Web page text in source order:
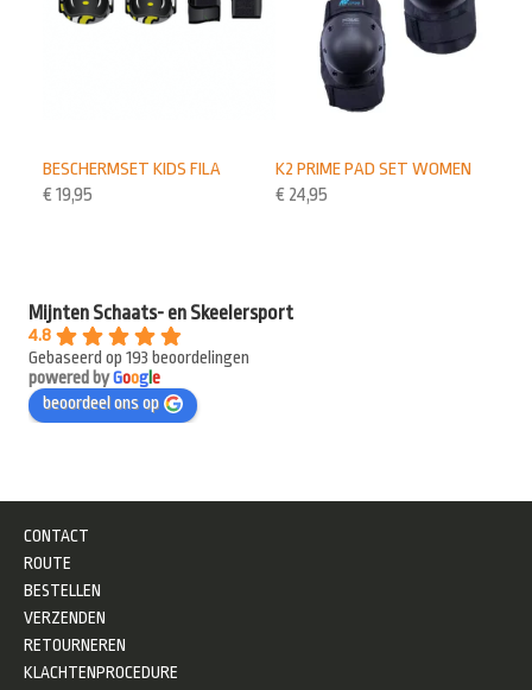
K2 PRIME PAD SET WOMEN
€ 24,95
BESCHERMSET KIDS FILA
€ 19,95
Mijnten Schaats- en Skeelersport
4.8
Gebaseerd op 193 beoordelingen
powered byGooge
beoordeel ons op
CONTACT
ROUTE
BESTELLEN
VERZENDEN
RETOURNEREN
KLACHTENPROCEDURE